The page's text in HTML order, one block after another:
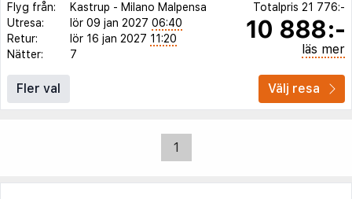
Flyg från:
Kastrup - Milano Malpensa
Utresa:
lör 09 jan 2027 06:40
Retur:
lör 16 jan 2027 11:20
Nätter:
7
Totalpris 21 776:-
10 888:-
läs mer
Fler val Välj resa
1